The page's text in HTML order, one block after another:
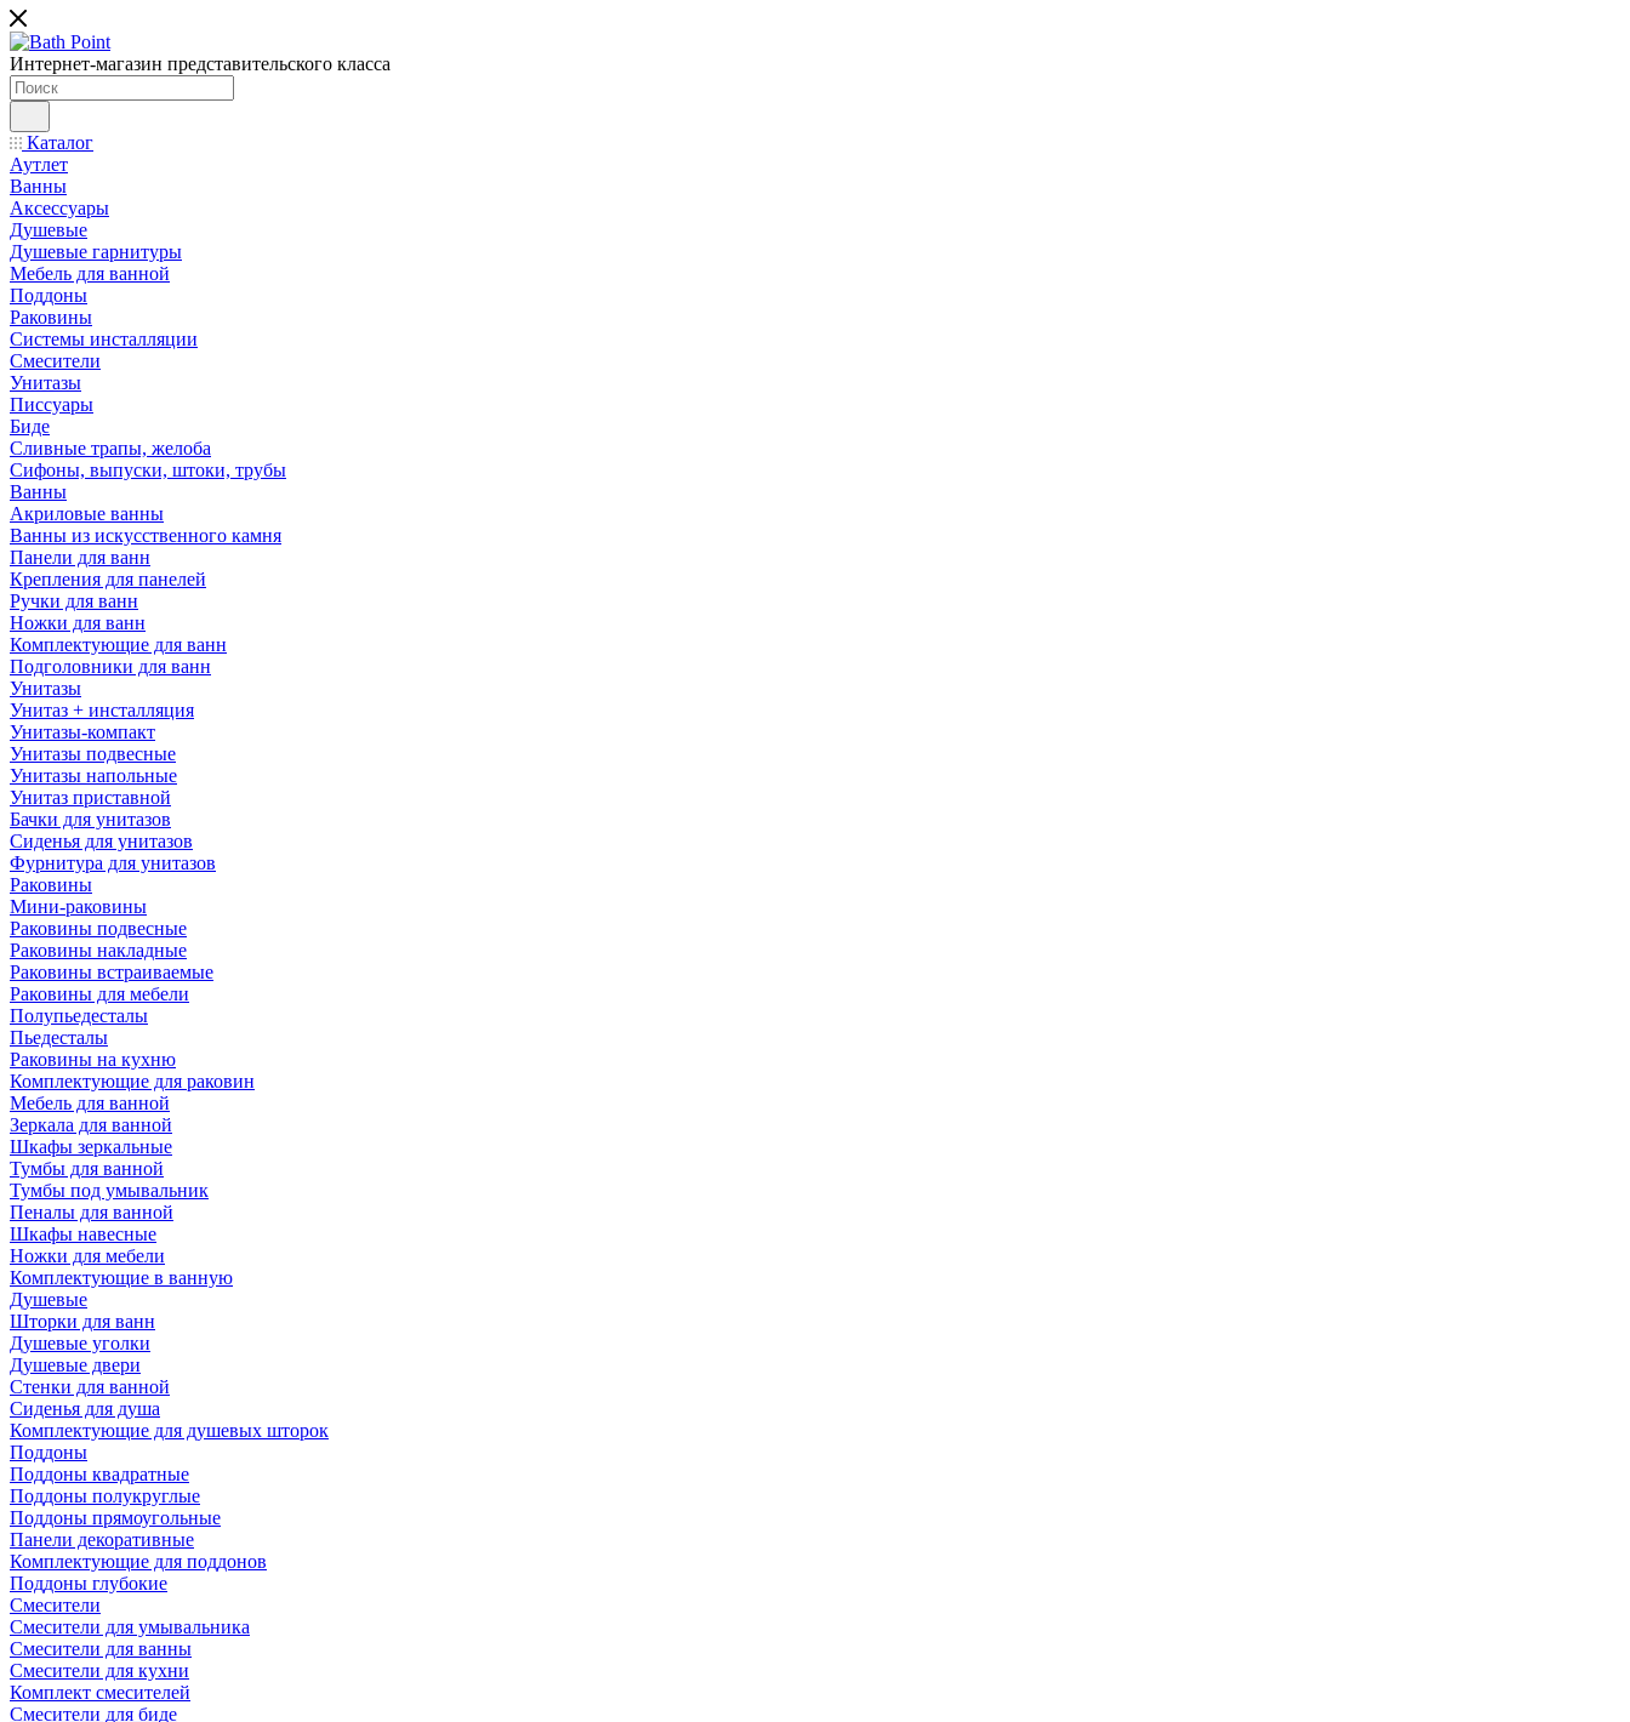
Интернет-магазин представительского класса
Каталог
Аутлет
Ванны
Аксессуары
Душевые
Душевые гарнитуры
Мебель для ванной
Поддоны
Раковины
Системы инсталляции
Смесители
Унитазы
Писсуары
Биде
Сливные трапы, желоба
Сифоны, выпуски, штоки, трубы
Ванны
Акриловые ванны
Ванны из искусственного камня
Панели для ванн
Крепления для панелей
Ручки для ванн
Ножки для ванн
Комплектующие для ванн
Подголовники для ванн
Унитазы
Унитаз + инсталляция
Унитазы-компакт
Унитазы подвесные
Унитазы напольные
Унитаз приставной
Бачки для унитазов
Сиденья для унитазов
Фурнитура для унитазов
Раковины
Мини-раковины
Раковины подвесные
Раковины накладные
Раковины встраиваемые
Раковины для мебели
Полупьедесталы
Пьедесталы
Раковины на кухню
Комплектующие для раковин
Мебель для ванной
Зеркала для ванной
Шкафы зеркальные
Тумбы для ванной
Тумбы под умывальник
Пеналы для ванной
Шкафы навесные
Ножки для мебели
Комплектующие в ванную
Душевые
Шторки для ванн
Душевые уголки
Душевые двери
Стенки для ванной
Сиденья для душа
Комплектующие для душевых шторок
Поддоны
Поддоны квадратные
Поддоны полукруглые
Поддоны прямоугольные
Панели декоративные
Комплектующие для поддонов
Поддоны глубокие
Смесители
Смесители для умывальника
Смесители для ванны
Смесители для кухни
Комплект смесителей
Смесители для биде